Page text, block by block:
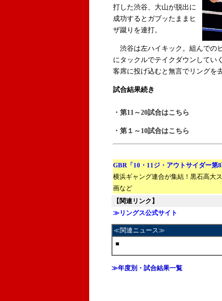
打した渋谷、大山が脱出に
成功するとガブッたままヒ
ザ蹴りを連打。
渋谷は左ハイキック。組んでの
にタックルでテイクダウンしてい
客席に投げ込むと無言でリングを
試合結果続き
・第11～20試合はこちら
・第１～10試合はこちら
GBR「10・11ジ・アウトサイダー第
横浜ギャング連合が集結！黒石高大
画など
【関連リンク】
≫リングス公式サイト
≪関連ニュース≫
■
≫年度別・試合結果一覧